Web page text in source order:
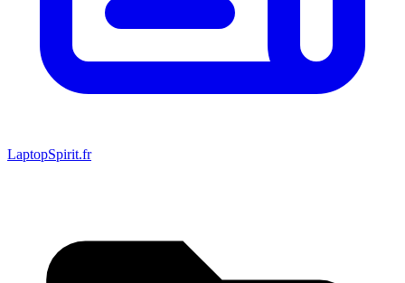
LaptopSpirit.fr